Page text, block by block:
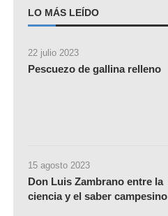
LO MÁS LEÍDO
22 julio 2023
Pescuezo de gallina relleno
15 agosto 2023
Don Luis Zambrano entre la
ciencia y el saber campesino